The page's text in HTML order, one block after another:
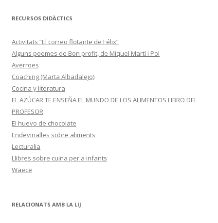
RECURSOS DIDÀCTICS
Activitats “El correo flotante de Félix”
Alguns poemes de Bon profit, de Miquel Martí i Pol
Averroes
Coaching (Marta Albadalejo)
Cocina y literatura
EL AZÚCAR TE ENSEÑA EL MUNDO DE LOS ALIMENTOS LIBRO DEL
PROFESOR
El huevo de chocolate
Endevinalles sobre aliments
Lecturalia
Llibres sobre cuina per a infants
Waece
RELACIONATS AMB LA LIJ